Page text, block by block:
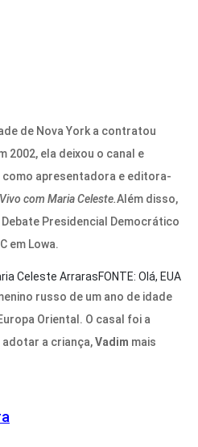
de Nova York a contratou
2002, ela deixou o canal e
apresentadora e editora-
com Maria Celeste.Além disso,
Presidencial Democrático
em Lowa.
Celeste ArrarasFONTE: Olá, EUA
russo de um ano de idade
Oriental. O casal foi a
a criança,Vadim mais